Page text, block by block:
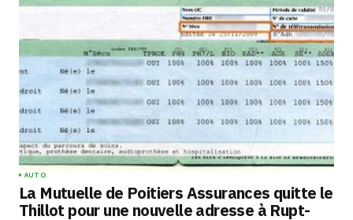
AUTO
La Mutuelle de Poitiers Assurances quitte le
Thillot pour une nouvelle adresse à Rupt-